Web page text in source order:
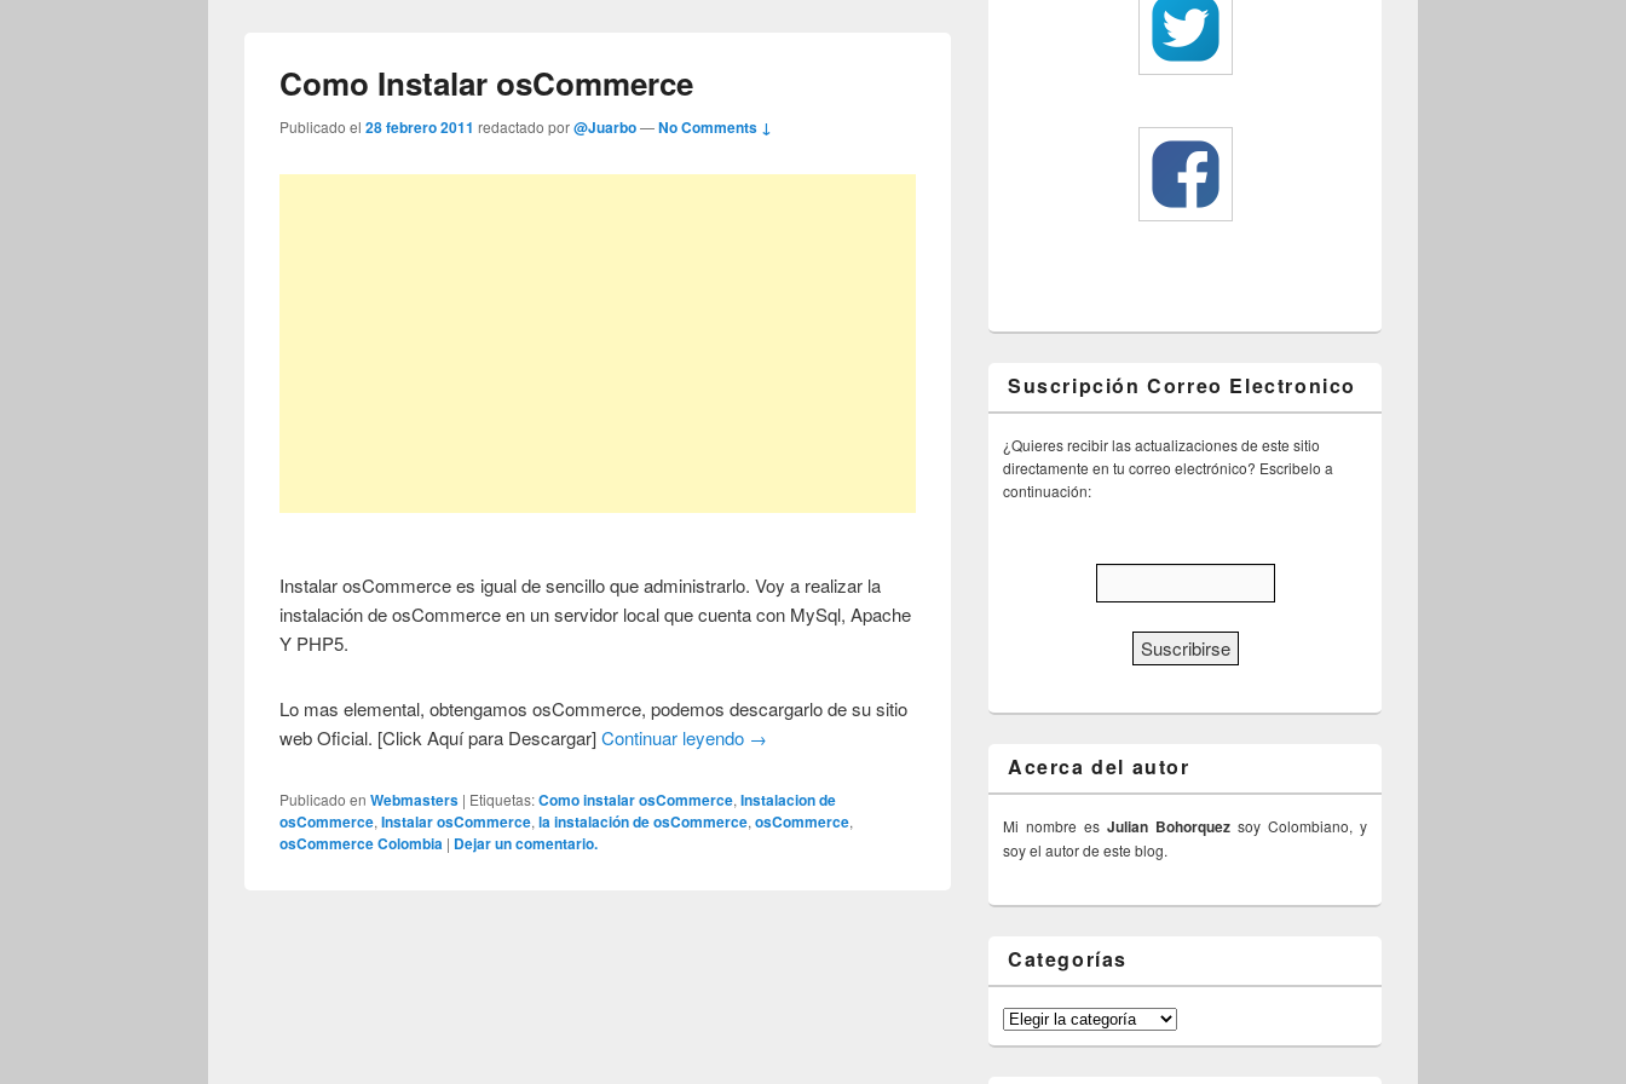
Como Instalar osCommerce
Publicado el28 febrero 2011 redactado por@Juarbo—No Comments ↓
Instalar osCommerce es igual de sencillo que administrarlo. Voy a realizar la
instalación de osCommerce en un servidor local que cuenta con MySql, Apache
Y PHP5.
Lo mas elemental, obtengamos osCommerce, podemos descargarlo de su sitio
web Oficial. [Click Aquí para Descargar]Continuar leyendo →
Publicado en Webmasters | Etiquetas:Como instalar osCommerce,Instalacion de
osCommerce,Instalar osCommerce,la instalación de osCommerce,osCommerce,
osCommerce Colombia | Dejar un comentario.
Suscripción Correo Electronico
¿Quieres recibir las actualizaciones de este sitio
directamente en tu correo electrónico? Escribelo a
continuación:
Acerca del autor
Mi nombre es Julian Bohorquez soy Colombiano, y
soy el autor de este blog.
Categorías
Categorías